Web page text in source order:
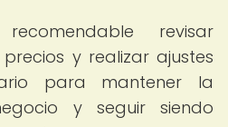
revisar
y realizar ajustes
para mantener la
y seguir siendo